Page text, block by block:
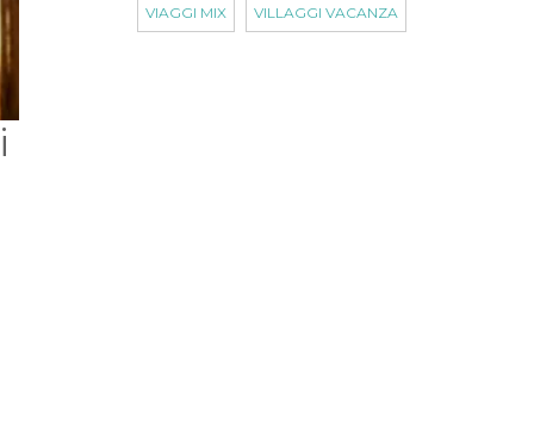
VIAGGI MIX VILLAGGI VACANZA